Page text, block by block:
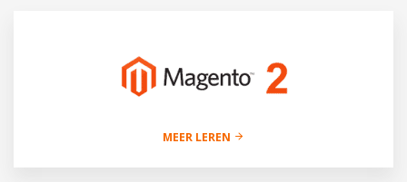
MEER LEREN